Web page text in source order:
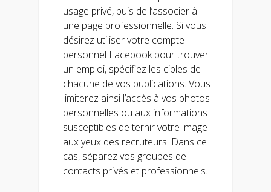
usage privé, puis de l’associer à
une page professionnelle. Si vous
désirez utiliser votre compte
personnel Facebook pour trouver
un emploi, spécifiez les cibles de
chacune de vos publications. Vous
limiterez ainsi l’accès à vos photos
personnelles ou aux informations
susceptibles de ternir votre image
aux yeux des recruteurs. Dans ce
cas, séparez vos groupes de
contacts privés et professionnels.